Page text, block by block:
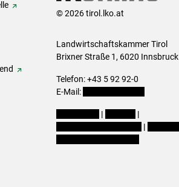
© 2026 tirol.lko.at
Landwirtschaftskammer Tirol
Brixner Straße 1, 6020 Innsbruck
Telefon: +43 5 92 92-0
E-Mail:
|
|
|